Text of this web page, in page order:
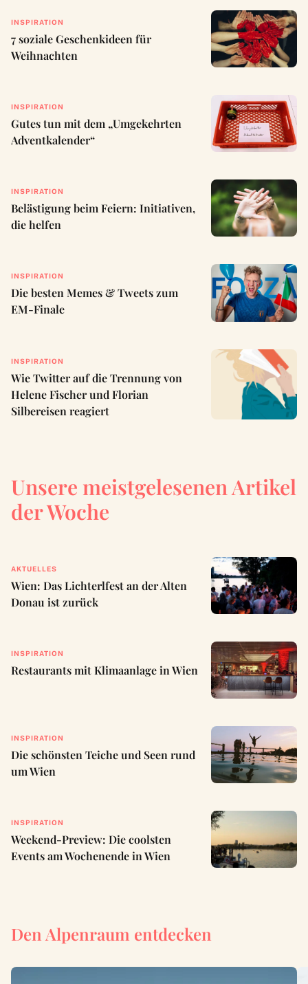
INSPIRATION
7 soziale Geschenkideen für
Weihnachten
INSPIRATION
Gutes tun mit dem „Umgekehrten
Adventkalender“
INSPIRATION
Belästigung beim Feiern: Initiativen,
die helfen
INSPIRATION
Die besten Memes & Tweets zum
EM-Finale
INSPIRATION
Wie Twitter auf die Trennung von
Helene Fischer und Florian
Silbereisen reagiert
Unsere meistgelesenen Artikel
der Woche
AKTUELLES
Wien: Das Lichterlfest an der Alten
Donau ist zurück
INSPIRATION
Restaurants mit Klimaanlage in Wien
INSPIRATION
Die schönsten Teiche und Seen rund
um Wien
INSPIRATION
Weekend-Preview: Die coolsten
Events am Wochenende in Wien
Den Alpenraum entdecken